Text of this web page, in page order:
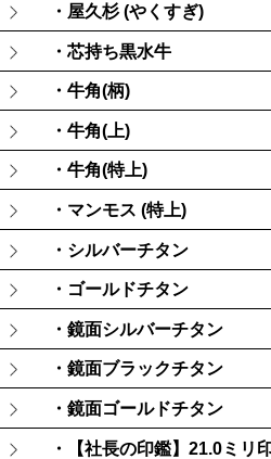
・屋久杉 (やくすぎ)
・芯持ち黒水牛
・牛角(柄)
・牛角(上)
・牛角(特上)
・マンモス (特上)
・シルバーチタン
・ゴールドチタン
・鏡面シルバーチタン
・鏡面ブラックチタン
・鏡面ゴールドチタン
・【社長の印鑑】21.0ミリ